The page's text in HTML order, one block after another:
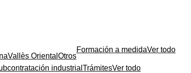
Vallès Oriental Otros
Formación a medidaVer todo
industrial TrámitesVer todo